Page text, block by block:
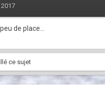
de place...
ce sujet